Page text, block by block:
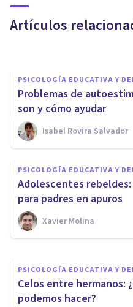
Artículos
confianza de
PSICOLOGÍA EDUCATIVA Y
Problemas de
son y cómo ayudar
Isabel Rovira Salvador
PSICOLOGÍA EDUCATIVA Y
Adolescentes
para padres en apuros
Xavier Molina
PSICOLOGÍA EDUCATIVA Y
Las 3 etapas
Arturo Torres
PSICOLOGÍA EDUCATIVA Y
Celos entre hermanos:
podemos hacer?